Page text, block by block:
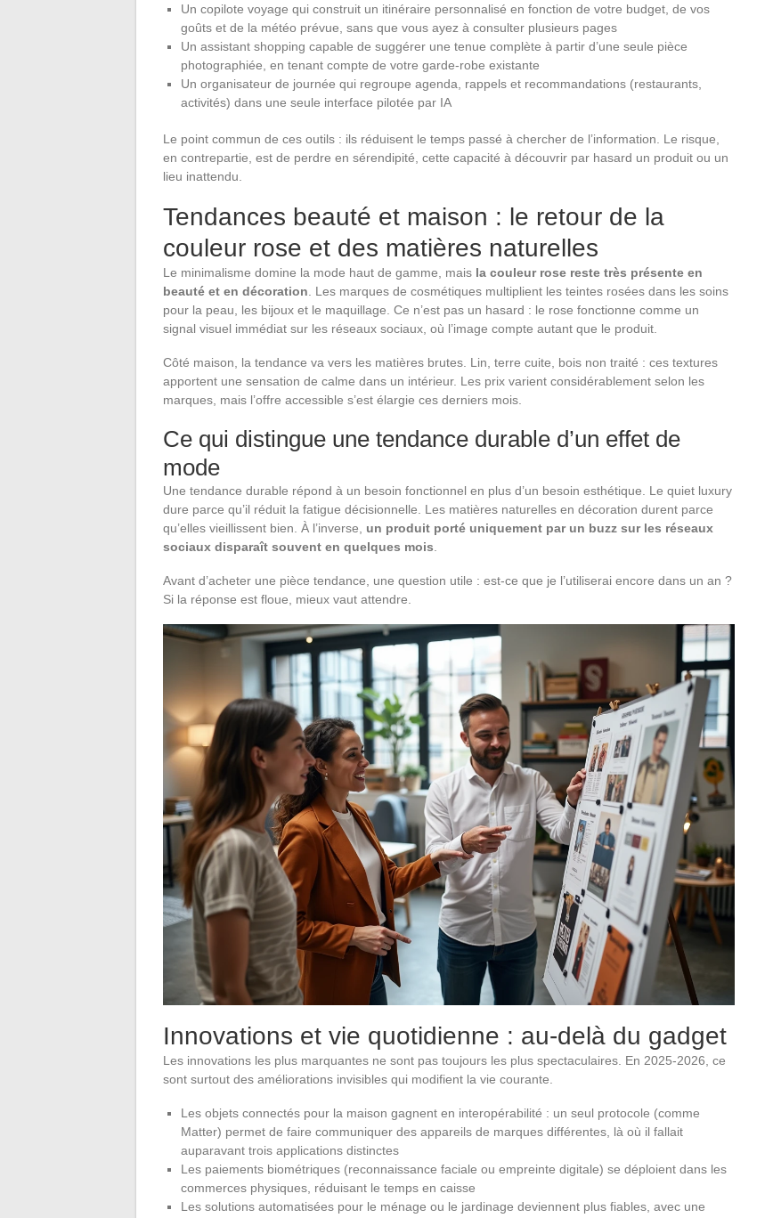
Un copilote voyage qui construit un itinéraire personnalisé en fonction de votre budget, de vos
goûts et de la météo prévue, sans que vous ayez à consulter plusieurs pages
Un assistant shopping capable de suggérer une tenue complète à partir d’une seule pièce
photographiée, en tenant compte de votre garde-robe existante
Un organisateur de journée qui regroupe agenda, rappels et recommandations (restaurants,
activités) dans une seule interface pilotée par IA
Le point commun de ces outils : ils réduisent le temps passé à chercher de l’information. Le risque,
en contrepartie, est de perdre en sérendipité, cette capacité à découvrir par hasard un produit ou un
lieu inattendu.
Tendances beauté et maison : le retour de la
couleur rose et des matières naturelles
Le minimalisme domine la mode haut de gamme, mais la couleur rose reste très présente en
beauté et en décoration . Les marques de cosmétiques multiplient les teintes rosées dans les soins
pour la peau, les bijoux et le maquillage. Ce n’est pas un hasard : le rose fonctionne comme un
signal visuel immédiat sur les réseaux sociaux, où l’image compte autant que le produit.
Côté maison, la tendance va vers les matières brutes. Lin, terre cuite, bois non traité : ces textures
apportent une sensation de calme dans un intérieur. Les prix varient considérablement selon les
marques, mais l’offre accessible s’est élargie ces derniers mois.
Ce qui distingue une tendance durable d’un effet de
mode
Une tendance durable répond à un besoin fonctionnel en plus d’un besoin esthétique. Le quiet luxury
dure parce qu’il réduit la fatigue décisionnelle. Les matières naturelles en décoration durent parce
qu’elles vieillissent bien. À l’inverse, un produit porté uniquement par un buzz sur les réseaux
sociaux disparaît souvent en quelques mois
Avant d’acheter une pièce tendance, une question utile : est-ce que je l’utiliserai encore dans un an ?
Si la réponse est floue, mieux vaut attendre.
Innovations et vie quotidienne : au-delà du gadget
Les innovations les plus marquantes ne sont pas toujours les plus spectaculaires. En 2025-2026, ce
sont surtout des améliorations invisibles qui modifient la vie courante.
Les objets connectés pour la maison gagnent en interopérabilité : un seul protocole (comme
Matter) permet de faire communiquer des appareils de marques différentes, là où il fallait
auparavant trois applications distinctes
Les paiements biométriques (reconnaissance faciale ou empreinte digitale) se déploient dans les
commerces physiques, réduisant le temps en caisse
Les solutions automatisées pour le ménage ou le jardinage deviennent plus fiables, avec une